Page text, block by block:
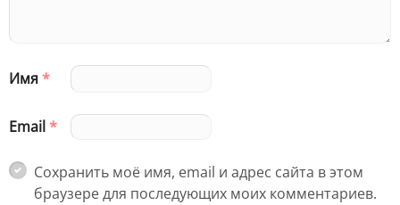
Имя*
Email*
Сохранить моё имя, email и адрес сайта в этом
браузере для последующих моих комментариев.